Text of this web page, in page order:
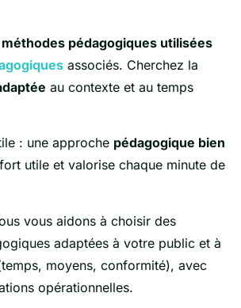
méthodes pédagogiques utilisées
associés. Cherchez la
au contexte et au temps
: une approche pédagogique bien
utile et valorise chaque minute de
vous aidons à choisir des
adaptées à votre public et à
moyens, conformité), avec
opérationnelles.